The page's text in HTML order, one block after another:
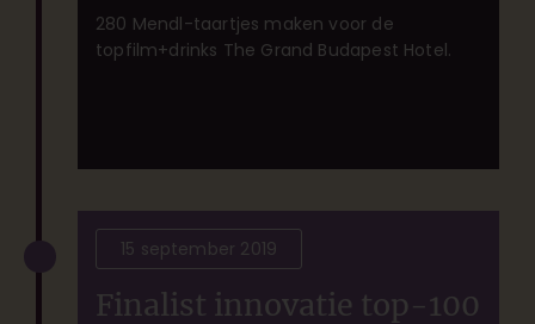
280 Mendl-taartjes maken voor de
topfilm+drinks The Grand Budapest Hotel.
15 september 2019
Finalist innovatie top-100